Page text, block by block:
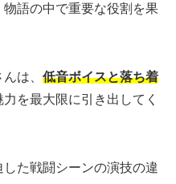
語の中で重要な役割を果
は、 低音ボイスと落ち着
を最大限に引き出してく
た戦闘シーンの演技の違